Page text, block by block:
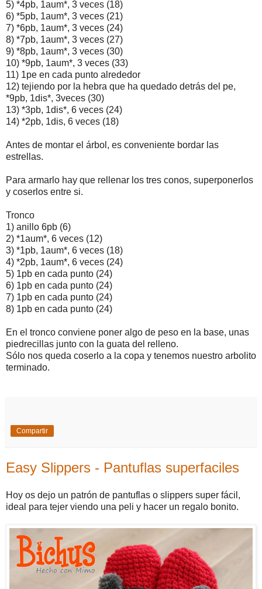
5) *4pb, 1aum*, 3 veces (18)
6) *5pb, 1aum*, 3 veces (21)
7) *6pb, 1aum*, 3 veces (24)
8) *7pb, 1aum*, 3 veces (27)
9) *8pb, 1aum*, 3 veces (30)
10) *9pb, 1aum*, 3 veces (33)
11) 1pe en cada punto alrededor
12) tejiendo por la hebra que ha quedado detrás del pe,
*9pb, 1dis*, 3veces (30)
13) *3pb, 1dis*, 6 veces (24)
14) *2pb, 1dis, 6 veces (18)
Antes de montar el árbol, es conveniente bordar las
estrellas.
Para armarlo hay que rellenar los tres conos, superponerlos
y coserlos entre si.
Tronco
1) anillo 6pb (6)
2) *1aum*, 6 veces (12)
3) *1pb, 1aum*, 6 veces (18)
4) *2pb, 1aum*, 6 veces (24)
5) 1pb en cada punto (24)
6) 1pb en cada punto (24)
7) 1pb en cada punto (24)
8) 1pb en cada punto (24)
En el tronco conviene poner algo de peso en la base, unas
piedrecillas junto con la guata del relleno.
Sólo nos queda coserlo a la copa y tenemos nuestro arbolito
terminado.
Compartir
Easy Slippers - Pantuflas superfaciles
Hoy os dejo un patrón de pantuflas o slippers super fácil,
ideal para tejer viendo una peli y hacer un regalo bonito.